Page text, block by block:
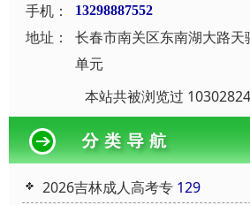
手机：
13298887552
地址：
长春市南关区东南湖大路天
单元
本站共被浏览过
2026吉林成人高考专 129